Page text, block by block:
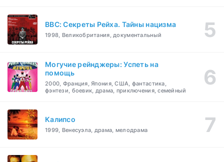
BBC: Секреты Рейха. Тайны нацизма
1998, Великобритания, документальный
Могучие рейнджеры: Успеть на
помощь
2000, Франция, Япония, США, фантастика,
фэнтези, боевик, драма, приключения, семейный
Калипсо
1999, Венесуэла, драма, мелодрама